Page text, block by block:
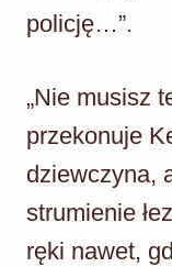
policję…”.
„Nie musisz
przekonuje
dziewczyna,
strumienie
ręki nawet,